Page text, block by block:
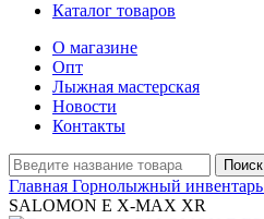
Каталог товаров
О магазине
Опт
Лыжная мастерская
Новости
Контакты
Поиск
Главная Горнолыжный инвентарь
SALOMON E X-MAX XR